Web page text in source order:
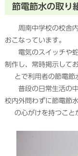
節電節水の取り
周南中学校の校舎内
おこなっています。
電気のスイッチや蛇
制作し、常時掲示して
とで利用者の節電節
普段の日常生活の中
校内外問わずに節電節水
の心がけを持つこと